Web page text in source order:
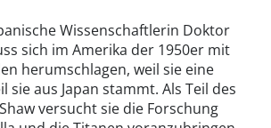
Wissenschaftlerin Doktor
sich im Amerika der 1950er mit
herumschlagen, weil sie eine
sie aus Japan stammt. Als Teil des
versucht sie die Forschung